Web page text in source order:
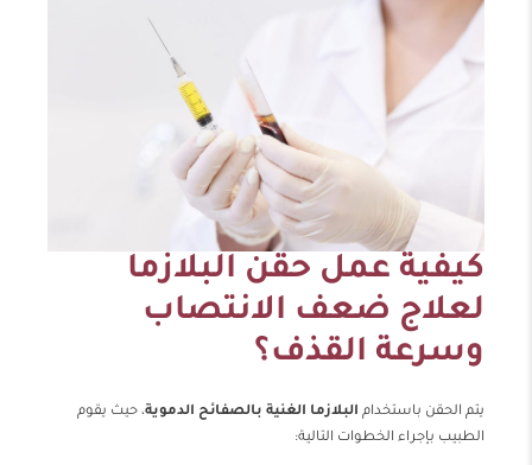
كيفية عمل حقن البلازما
لعلاج ضعف الانتصاب
وسرعة القذف؟
يتم الحقن باستخدام البلازما الغنية بالصفائح الدموية، حيث يقوم
الطبيب بإجراء الخطوات التالية: